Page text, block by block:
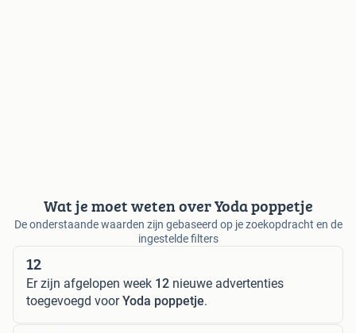
Wat je moet weten over Yoda poppetje
De onderstaande waarden zijn gebaseerd op je zoekopdracht en de
ingestelde filters
12
Er zijn afgelopen week 12 nieuwe advertenties
toegevoegd voorYoda poppetje.